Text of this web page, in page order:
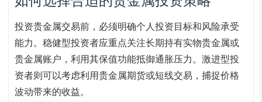
投资贵金属交易前，必须明确个人投资目标和风险承受
能力。稳健型投资者应重点关注长期持有实物贵金属或
贵金属账户，利用其保值功能抵御通胀压力。激进型投
资者则可以考虑利用贵金属期货或短线交易，捕捉价格
波动带来的收益。